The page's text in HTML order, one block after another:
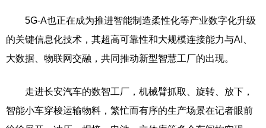
5G-A也正在成为推进智能制造柔性化等产业数字化升级
的关键信息化技术，其超高可靠性和大规模连接能力与AI、
大数据、物联网交融，共同推动新型智慧工厂的出现。
走进长安汽车的数智工厂，机械臂抓取、旋转、放下，
智能小车穿梭运输物料，繁忙而有序的生产场景在记者眼前